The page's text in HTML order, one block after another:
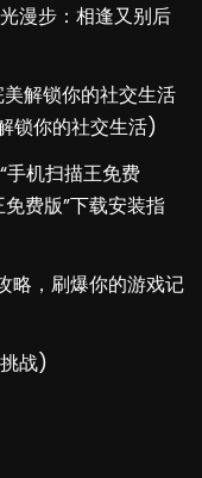
漫步：相逢又别后
解锁你的社交生活
锁你的社交生活)
机扫描王免费
费版”下载安装指
略，刷爆你的游戏记
战)